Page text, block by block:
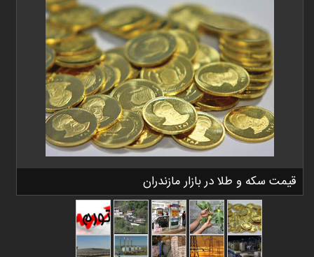
قیمت سکه و طلا در بازار مازندران